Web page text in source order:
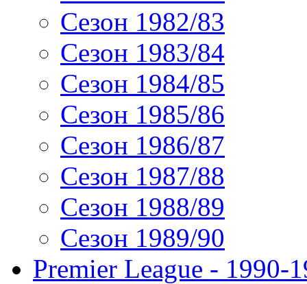
Сезон 1982/83
Сезон 1983/84
Сезон 1984/85
Сезон 1985/86
Сезон 1986/87
Сезон 1987/88
Сезон 1988/89
Сезон 1989/90
Premier League - 1990-